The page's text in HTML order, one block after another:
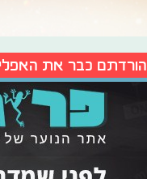
הורדתם כבר את